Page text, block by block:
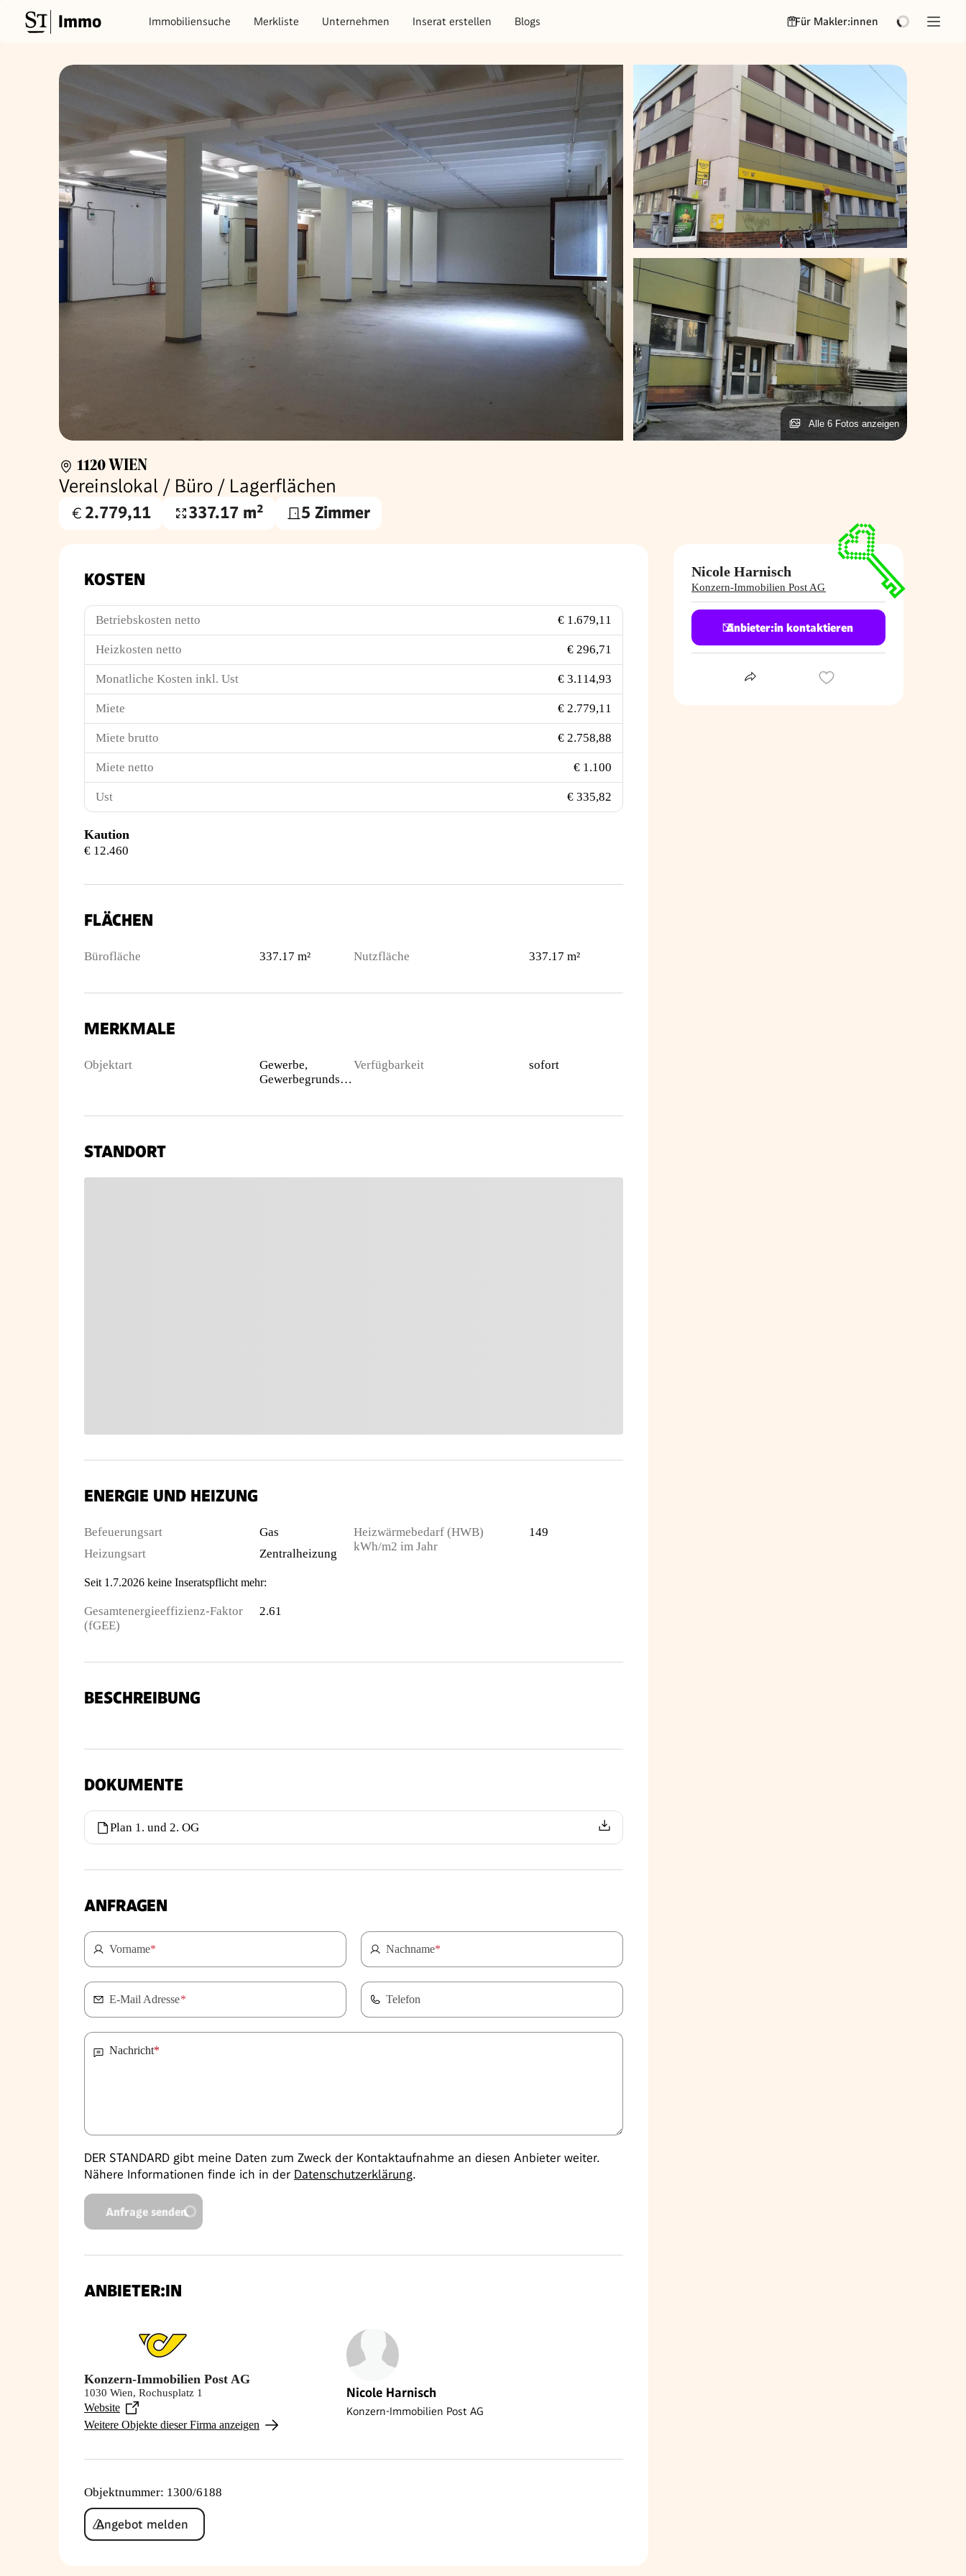
Immo Immobiliensuche Merkliste Unternehmen Inserat erstellen Blogs Für Makler:innen
Alle 6 Fotos anzeigen
1120 WIEN
Vereinslokal / Büro / Lagerflächen
Gesamtmiete
2.779,11
Nutzfläche
337.17 m² 5 Zimmer
KOSTEN
Betriebskosten netto € 1.679,11
Heizkosten netto € 296,71
Monatliche Kosten inkl. Ust € 3.114,93
Miete € 2.779,11
Miete brutto € 2.758,88
Miete netto € 1.100
Ust € 335,82
Kaution
€ 12.460
FLÄCHEN
Bürofläche 337.17 m² Nutzfläche 337.17 m²
MERKMALE
Objektart
Gewerbe,
Gewerbegrundstück
Verfügbarkeit sofort
STANDORT
ENERGIE UND HEIZUNG
Befeuerungsart
Gas
Heizungsart
Zentralheizung
Heizwärmebedarf (HWB)
kWh/m2 im Jahr
149
Seit 1.7.2026 keine Inseratspflicht mehr:
Gesamtenergieeffizienz-Faktor
(fGEE)
2.61
BESCHREIBUNG
DOKUMENTE
Plan 1. und 2. OG
ANFRAGEN
Vorname* Nachname*
E-Mail Adresse* Telefon
Nachricht*
DER STANDARD gibt meine Daten zum Zweck der Kontaktaufnahme an diesen Anbieter weiter.
Nähere Informationen finde ich in der Datenschutzerklärung.
Anfrage senden
ANBIETER:IN
Konzern-Immobilien Post AG
1030 Wien, Rochusplatz 1
Website
Weitere Objekte dieser Firma anzeigen
Nicole Harnisch
Konzern-Immobilien Post AG
Objektnummer: 1300/6188
Angebot melden
Nicole Harnisch
Konzern-Immobilien Post AG
Anbieter:in kontaktieren